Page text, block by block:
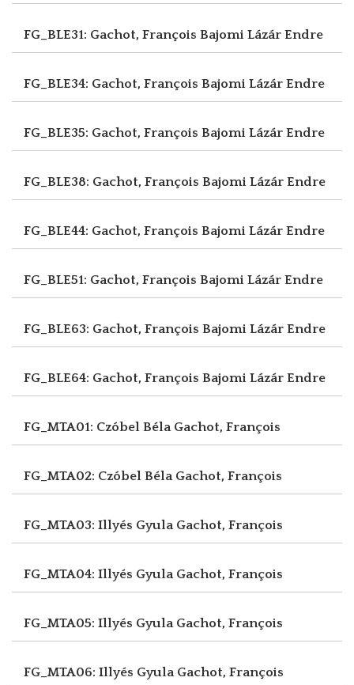
FG_BLE31: Gachot, François Bajomi Lázár Endre
FG_BLE34: Gachot, François Bajomi Lázár Endre
FG_BLE35: Gachot, François Bajomi Lázár Endre
FG_BLE38: Gachot, François Bajomi Lázár Endre
FG_BLE44: Gachot, François Bajomi Lázár Endre
FG_BLE51: Gachot, François Bajomi Lázár Endre
FG_BLE63: Gachot, François Bajomi Lázár Endre
FG_BLE64: Gachot, François Bajomi Lázár Endre
FG_MTA01: Czóbel Béla Gachot, François
FG_MTA02: Czóbel Béla Gachot, François
FG_MTA03: Illyés Gyula Gachot, François
FG_MTA04: Illyés Gyula Gachot, François
FG_MTA05: Illyés Gyula Gachot, François
FG_MTA06: Illyés Gyula Gachot, François